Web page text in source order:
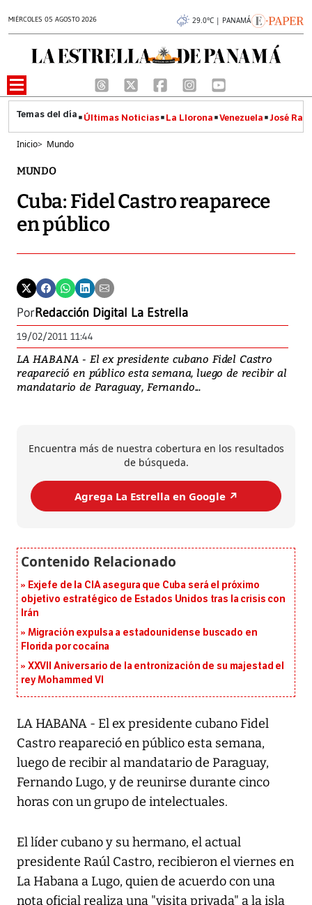
MIÉRCOLES 05 AGOSTO 2026 29.0°C | PANAMÁ
Últimas Noticias La Llorona Venezuela José
Inicio> Mundo
MUNDO
Cuba: Fidel Castro reaparece
en público
PorRedacción Digital La Estrella
19/02/2011 11:44
LA HABANA - El ex presidente cubano Fidel Castro
reapareció en público esta semana, luego de recibir al
mandatario de Paraguay, Fernando...
Encuentra más de nuestra cobertura en los resultados
de búsqueda.
Agrega La Estrella en Google ↗️
Exjefe de la CIA asegura que Cuba será el próximo
objetivo estratégico de Estados Unidos tras la crisis con
Irán
Migración expulsa a estadounidense buscado en
Florida por cocaína
XXVII Aniversario de la entronización de su majestad el
rey Mohammed VI
LA HABANA - El ex presidente cubano Fidel
Castro reapareció en público esta semana,
luego de recibir al mandatario de Paraguay,
Fernando Lugo, y de reunirse durante cinco
horas con un grupo de intelectuales.
El líder cubano y su hermano, el actual
presidente Raúl Castro, recibieron el viernes en
La Habana a Lugo, quien de acuerdo con una
nota oficial realiza una "visita privada" a la isla